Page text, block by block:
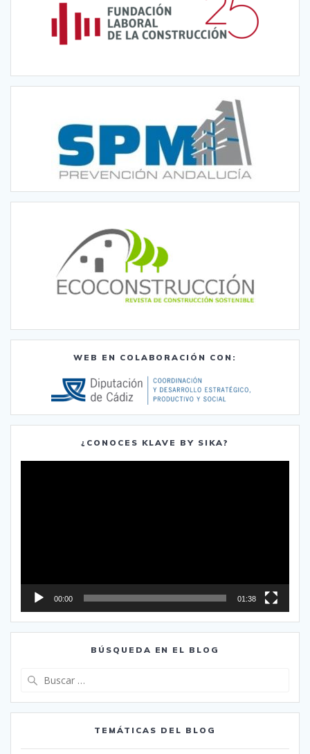
WEB EN COLABORACIÓN CON:
¿CONOCES KLAVE BY SIKA?
00:00 01:38
BÚSQUEDA EN EL BLOG
TEMÁTICAS DEL BLOG